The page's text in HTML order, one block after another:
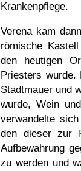
Krankenpflege.
Verena kam
römische
den heutigen
Priesters wurde.
Stadtmauer und
wurde, Wein
verwandelte
den dieser zur
Aufbewahrung
zu werden und